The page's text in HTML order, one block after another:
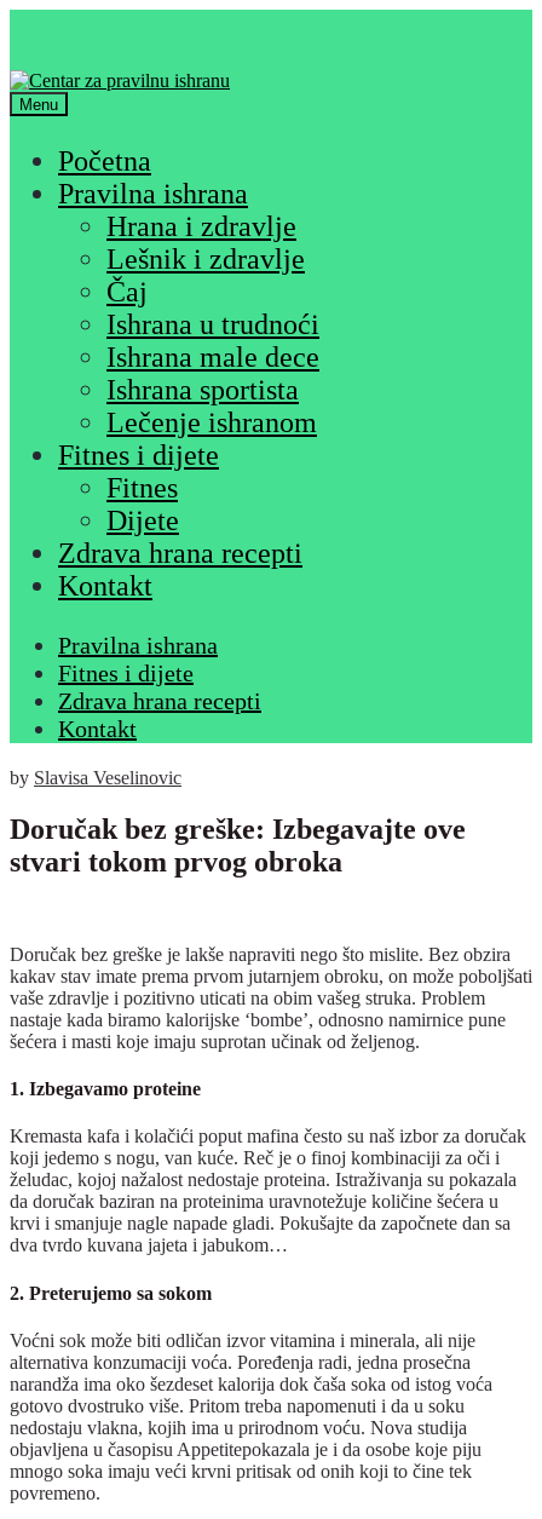
Menu
Početna
Pravilna ishrana
Hrana i zdravlje
Lešnik i zdravlje
Čaj
Ishrana u trudnoći
Ishrana male dece
Ishrana sportista
Lečenje ishranom
Fitnes i dijete
Fitnes
Dijete
Zdrava hrana recepti
Kontakt
Pravilna ishrana
Fitnes i dijete
Zdrava hrana recepti
Kontakt
by Slavisa Veselinovic
Doručak bez greške: Izbegavajte ove
stvari tokom prvog obroka
Doručak bez greške je lakše napraviti nego što mislite. Bez obzira
kakav stav imate prema prvom jutarnjem obroku, on može poboljšati
vaše zdravlje i pozitivno uticati na obim vašeg struka. Problem
nastaje kada biramo kalorijske ‘bombe’, odnosno namirnice pune
šećera i masti koje imaju suprotan učinak od željenog.
1. Izbegavamo proteine
Kremasta kafa i kolačići poput mafina često su naš izbor za doručak
koji jedemo s nogu, van kuće. Reč je o finoj kombinaciji za oči i
želudac, kojoj nažalost nedostaje proteina. Istraživanja su pokazala
da doručak baziran na proteinima uravnotežuje količine šećera u
krvi i smanjuje nagle napade gladi. Pokušajte da započnete dan sa
dva tvrdo kuvana jajeta i jabukom…
2. Preterujemo sa sokom
Voćni sok može biti odličan izvor vitamina i minerala, ali nije
alternativa konzumaciji voća. Poređenja radi, jedna prosečna
narandža ima oko šezdeset kalorija dok čaša soka od istog voća
gotovo dvostruko više. Pritom treba napomenuti i da u soku
nedostaju vlakna, kojih ima u prirodnom voću. Nova studija
objavljena u časopisu Appetitepokazala je i da osobe koje piju
mnogo soka imaju veći krvni pritisak od onih koji to čine tek
povremeno.